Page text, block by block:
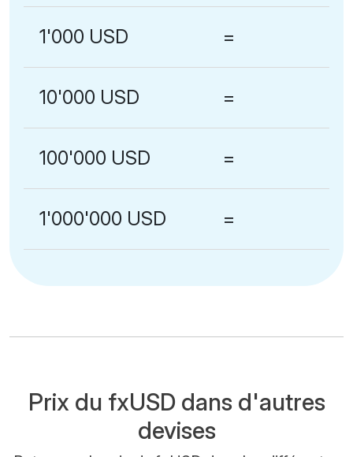
1'000 USD =
10'000 USD =
100'000 USD =
1'000'000 USD =
Prix du fxUSD dans d'autres
devises